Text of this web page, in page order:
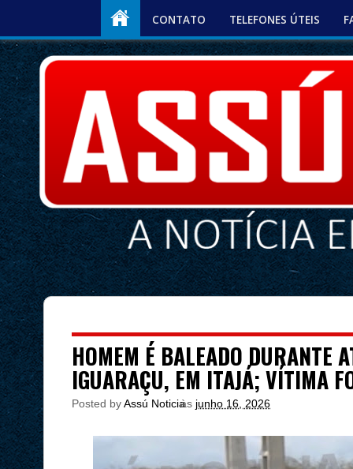
CONTATO TELEFONES ÚTEIS
HOMEM É BALEADO DURANTE
IGUARAÇU, EM ITAJÁ; VÍTIMA
Posted byAssú Noticia
às junho 16, 2026